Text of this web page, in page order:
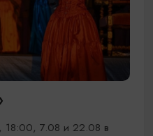
7.08 и 22.08 в